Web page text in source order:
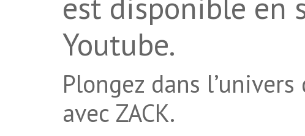
Youtube.
Plongez dans
avec ZACK.